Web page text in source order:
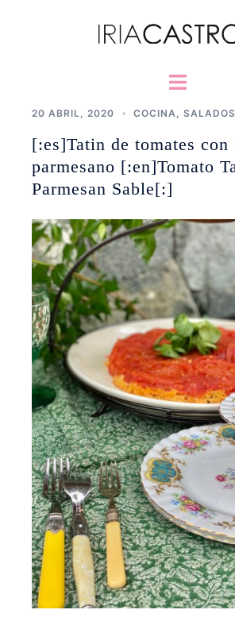
Alternar
20 ABRIL, 2020 COCINA SALADOS
[:es]Tatin de tomates con
parmesano [:en]Tomato
Parmesan Sable[:]